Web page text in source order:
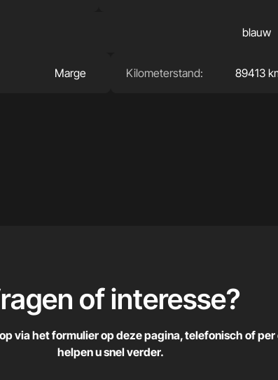
blauw
Marge Kilometerstand: 89413
of interesse?
via het formulier op deze pagina, telefonisch of
helpen u snel verder.